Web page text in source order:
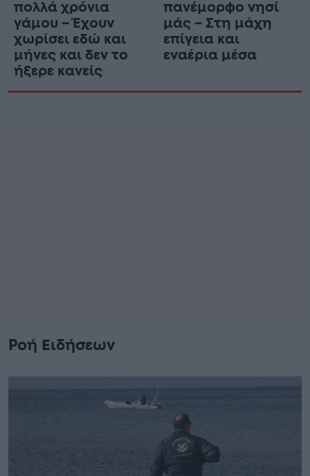
πολλά χρόνια
γάμου – Έχουν
χωρίσει εδώ και
μήνες και δεν το
ήξερε κανείς
πανέμορφο νησί
μάς – Στη μάχη
επίγεια και
εναέρια μέσα
Ροή Ειδήσεων